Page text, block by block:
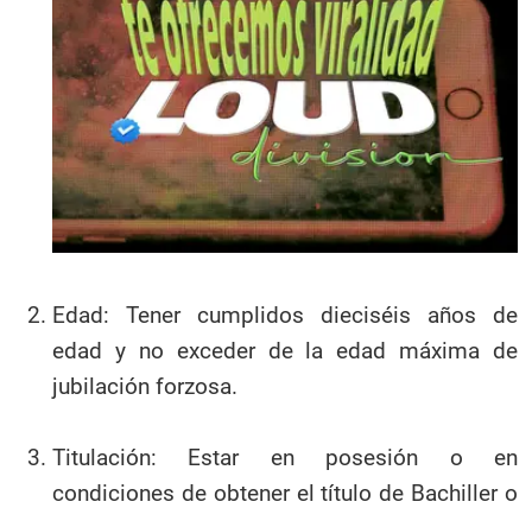
Edad: Tener cumplidos dieciséis años de
edad y no exceder de la edad máxima de
jubilación forzosa.
Titulación: Estar en posesión o en
condiciones de obtener el título de Bachiller o